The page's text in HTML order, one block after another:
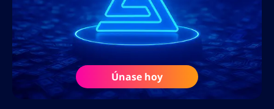
Únase hoy